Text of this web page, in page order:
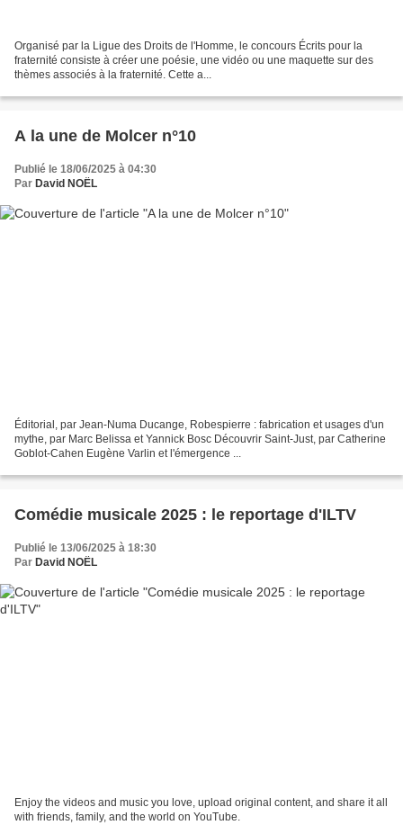
Organisé par la Ligue des Droits de l'Homme, le concours Écrits pour la
fraternité consiste à créer une poésie, une vidéo ou une maquette sur des
thèmes associés à la fraternité. Cette a...
A la une de Molcer n°10
Publié le 18/06/2025 à 04:30
Par David NOËL
Éditorial, par Jean-Numa Ducange, Robespierre : fabrication et usages d'un
mythe, par Marc Belissa et Yannick Bosc Découvrir Saint-Just, par Catherine
Goblot-Cahen Eugène Varlin et l'émergence ...
Comédie musicale 2025 : le reportage d'ILTV
Publié le 13/06/2025 à 18:30
Par David NOËL
Enjoy the videos and music you love, upload original content, and share it all
with friends, family, and the world on YouTube.